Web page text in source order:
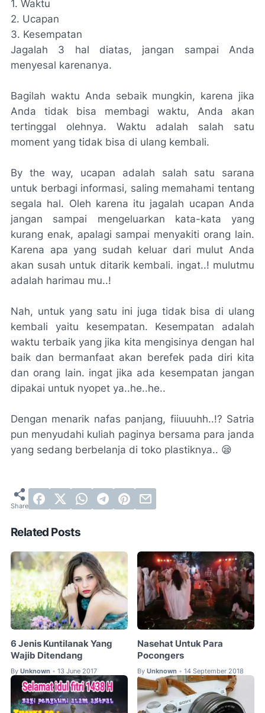
1. Waktu
2. Ucapan
3. Kesempatan
Jagalah 3 hal diatas, jangan sampai Anda
menyesal karenanya.
Bagilah waktu Anda sebaik mungkin, karena jika
Anda tidak bisa membagi waktu, Anda akan
tertinggal olehnya. Waktu adalah salah satu
moment yang tidak bisa di ulang kembali.
By the way, ucapan adalah salah satu sarana
untuk berbagi informasi, saling memahami tentang
segala hal. Oleh karena itu jagalah ucapan Anda
jangan sampai mengeluarkan kata-kata yang
kurang enak, apalagi sampai menyakiti orang lain.
Karena apa yang sudah keluar dari mulut Anda
akan susah untuk ditarik kembali. ingat..! mulutmu
adalah harimau mu..!
Nah, untuk yang satu ini juga tidak bisa di ulang
kembali yaitu kesempatan. Kesempatan adalah
waktu terbaik yang jika kita mengisinya dengan hal
baik dan bermanfaat akan berefek pada diri kita
dan orang lain. ingat jika ada kesempatan jangan
dipakai untuk nyopet ya..he..he..
Dengan menarik nafas panjang, fiiuuuhh..!? Satria
pun menyudahi kuliah paginya bersama para janda
yang sedang berbelanja di toko plastiknya.. 😪
Related Posts
6 Jenis Kuntilanak Yang
Wajib Ditendang
By Unknown • 13 June 2017
Nasehat Untuk Para
Pocongers
By Unknown • 14 September 2018